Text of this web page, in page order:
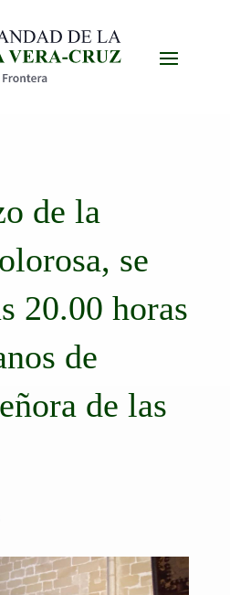
de la
se
20.00 horas
de
de las